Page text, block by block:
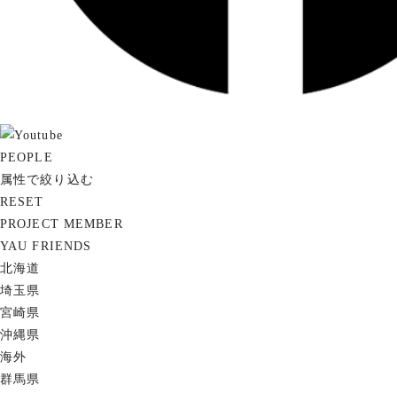
PEOPLE
属性で絞り込む
RESET
PROJECT MEMBER
YAU FRIENDS
北海道
埼玉県
宮崎県
沖縄県
海外
群馬県